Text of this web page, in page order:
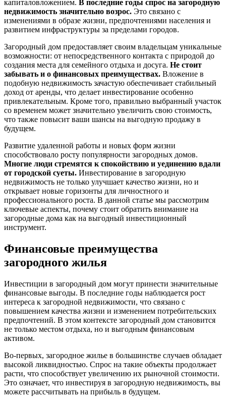
капиталовложением. В последние годы спрос на загородную
недвижимость значительно возрос. Это связано с
изменениями в образе жизни, предпочтениями населения и
развитием инфраструктуры за пределами городов.
Загородный дом предоставляет своим владельцам уникальные
возможности: от непосредственного контакта с природой до
создания места для семейного отдыха и досуга. Не стоит
забывать и о финансовых преимуществах. Вложение в
подобную недвижимость зачастую обеспечивает стабильный
доход от аренды, что делает инвестирование особенно
привлекательным. Кроме того, правильно выбранный участок
со временем может значительно увеличить свою стоимость,
что также повысит ваши шансы на выгодную продажу в
будущем.
Развитие удаленной работы и новых форм жизни
способствовало росту популярности загородных домов.
Многие люди стремятся к спокойствию и уединению вдали
от городской суеты. Инвестирование в загородную
недвижимость не только улучшает качество жизни, но и
открывает новые горизонты для личностного и
профессионального роста. В данной статье мы рассмотрим
ключевые аспекты, почему стоит обратить внимание на
загородные дома как на выгодный инвестиционный
инструмент.
Финансовые преимущества
загородного жилья
Инвестиции в загородный дом могут принести значительные
финансовые выгоды. В последние годы наблюдается рост
интереса к загородной недвижимости, что связано с
повышением качества жизни и изменением потребительских
предпочтений. В этом контексте загородный дом становится
не только местом отдыха, но и выгодным финансовым
активом.
Во-первых, загородное жилье в большинстве случаев обладает
высокой ликвидностью. Спрос на такие объекты продолжает
расти, что способствует увеличению их рыночной стоимости.
Это означает, что инвестируя в загородную недвижимость, вы
можете рассчитывать на прибыль в будущем.